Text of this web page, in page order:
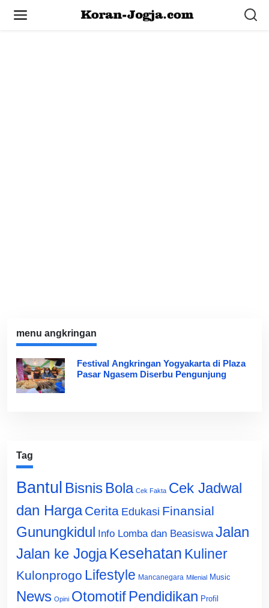
menu angkringan
Festival Angkringan Yogyakarta di Plaza
Pasar Ngasem Diserbu Pengunjung
Tag
Bantul Bisnis Bola Cek Fakta Cek Jadwal
dan Harga Cerita Edukasi Finansial
Gunungkidul Info Lomba dan Beasiswa Jalan
Jalan ke Jogja Kesehatan Kuliner
Kulonprogo Lifestyle Mancanegara Milenial Music
News Opini Otomotif Pendidikan Profil